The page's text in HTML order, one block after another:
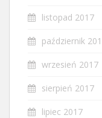
listopad 2017
październik
wrzesień 2017
sierpień 2017
lipiec 2017